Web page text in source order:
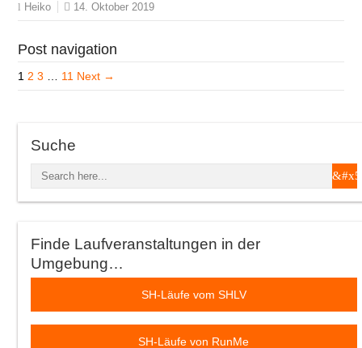
Heiko 14. Oktober 2019
Post navigation
1 2 3 11 Next →
Suche
Finde Laufveranstaltungen in der
Umgebung…
SH-Läufe vom SHLV
SH-Läufe von RunMe